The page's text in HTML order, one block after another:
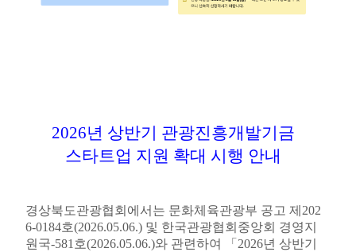
2026년 상반기 관광진흥개발기금
스타트업 지원 확대 시행 안내
경상북도관광협회에서는 문화체육관광부 공고 제 202
6-0184호(2026.05.06.) 및 한국관광협회중앙회 경영지
원국-581 호(2026.05.06.)와 관련하여 「 2026년 상반기